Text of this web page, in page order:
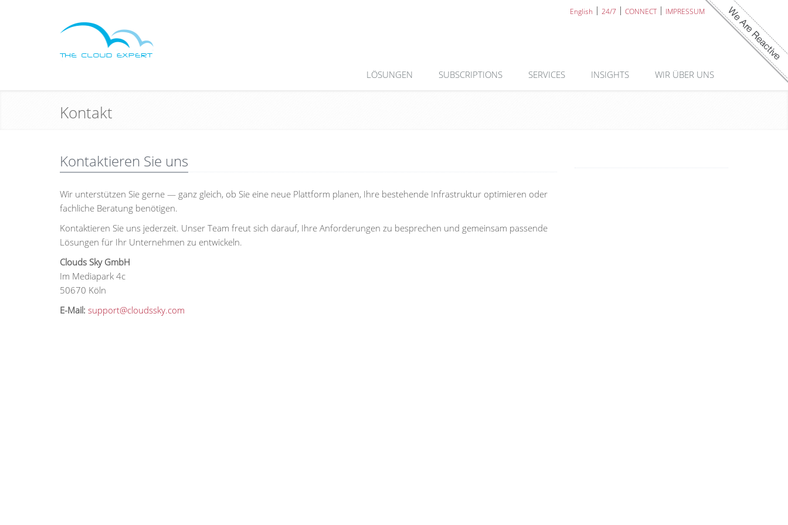
English 24/7 CONNECT IMPRESSUM
LÖSUNGEN SUBSCRIPTIONS SERVICES INSIGHTS WIR ÜBER UNS
Kontakt
Kontaktieren Sie uns
Wir unterstützen Sie gerne — ganz gleich, ob Sie eine neue Plattform planen, Ihre bestehende Infrastruktur optimieren oder
fachliche Beratung benötigen.
Kontaktieren Sie uns jederzeit. Unser Team freut sich darauf, Ihre Anforderungen zu besprechen und gemeinsam passende
Lösungen für Ihr Unternehmen zu entwickeln.
Clouds Sky GmbH
Im Mediapark 4c
50670 Köln
E-Mail: support@cloudssky.com